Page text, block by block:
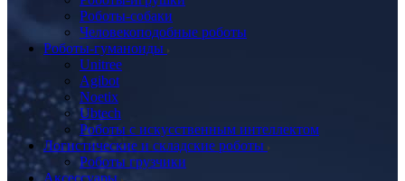
Роботы-собаки
Человекоподобные роботы
Роботы-гуманоиды
Unitree
Agibot
Noetix
Ubtech
Роботы с искусственным интеллектом
Логистические и складские роботы
Роботы грузчики
Аксессуары